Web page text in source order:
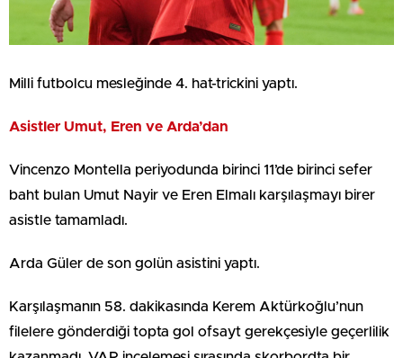
Milli futbolcu mesleğinde 4. hat-trickini yaptı.
Asistler Umut, Eren ve Arda’dan
Vincenzo Montella periyodunda birinci 11’de birinci sefer
baht bulan Umut Nayir ve Eren Elmalı karşılaşmayı birer
asistle tamamladı.
Arda Güler de son golün asistini yaptı.
Karşılaşmanın 58. dakikasında Kerem Aktürkoğlu’nun
filelere gönderdiği topta gol ofsayt gerekçesiyle geçerlilik